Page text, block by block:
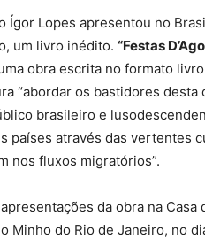
Lopes apresentou no
um livro inédito. “Festas
obra escrita no formato
“abordar os bastidores desta
brasileiro e
países através das vertentes
nos fluxos migratórios”.
da obra na Casa
Minho do Rio de Janeiro, no